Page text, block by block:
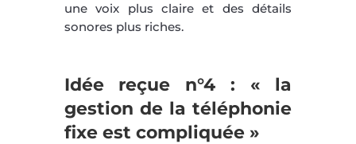
une voix plus claire et des détails
sonores plus riches.
Idée reçue n°4 : « la
gestion de la téléphonie
fixe est compliquée »